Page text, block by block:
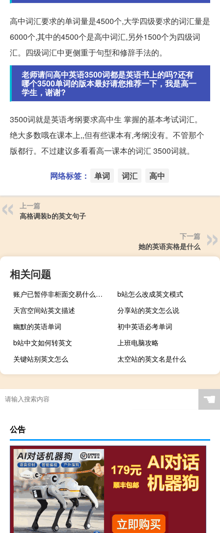
高中词汇要求的单词量是4500个,大学四级要求的词汇量是
6000个,其中的4500个是高中词汇,另外1500个为四级词
汇。四级词汇中更侧重于句型和修辞手法的。
老师请问高中英语3500词都是英语书上的吗?还有
哪个3500单词的版本最好请您推荐一下，我是高一
学生，谢谢?
3500词就是英语考纲要求高中生 掌握的基本考试词汇。
绝大多数哦在课本上,,但有些课本有,考纲没有。不管那个
版都行。不过建议多看看高一课本的词汇 3500词就。
网络标签： 单词 词汇 高中
上一篇
高格调装b的英文句子
下一篇
她的英语宾格是什么
相关问题
账户已暂停非柜面交易什么原因（账户已暂停非柜面交易什么意思）
b站怎么改成英文模式
天宫空间站英文描述
分享站的英文怎么说
幽默的英语单词
初中英语必考单词
b站中文如何转英文
上班电脑攻略
关键站别英文怎么
太空站的英文名是什么
☚
公告